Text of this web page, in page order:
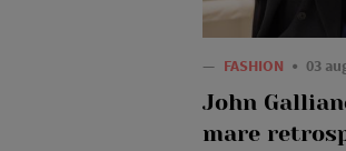
— FASHION 03
John
mare